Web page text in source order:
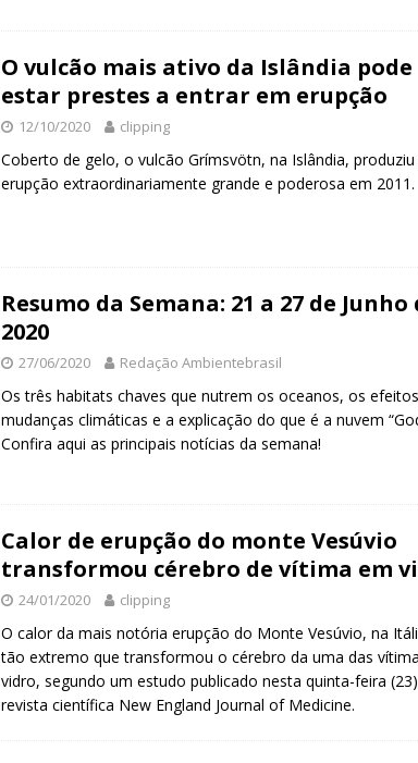
O vulcão mais ativo da Islândia pode
estar prestes a entrar em erupção
12/10/2020 clipping
Coberto de gelo, o vulcão Grímsvötn, na Islândia,
erupção extraordinariamente grande e poderosa em 2011.
Resumo da Semana: 21 a 27 de Junho
2020
27/06/2020 Redação Ambientebrasil
Os três habitats chaves que nutrem os oceanos, os
mudanças climáticas e a explicação do que é a nuvem
Confira aqui as principais notícias da semana!
Calor de erupção do monte Vesúvio
transformou cérebro de vítima em
24/01/2020 clipping
O calor da mais notória erupção do Monte Vesúvio, na
tão extremo que transformou o cérebro da uma das
vidro, segundo um estudo publicado nesta quinta-feira
revista científica New England Journal of Medicine.